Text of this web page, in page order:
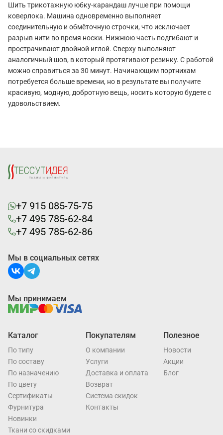
Шить трикотажную юбку-карандаш лучше при помощи
коверлока. Машина одновременно выполняет
соединительную и обмёточную строчки, что исключает
разрыв нити во время носки. Нижнюю часть подгибают и
прострачивают двойной иглой. Сверху выполняют
аналогичный шов, в который протягивают резинку. С работой
можно справиться за 30 минут. Начинающим портнихам
потребуется больше времени, но в результате вы получите
красивую, модную, добротную вещь, носить которую будете с
удовольствием.
+7 915 085-75-75
+7 495 785-62-84
+7 495 785-62-86
Каталог
По типу
По составу
По назначению
По цвету
Cертификаты
Фурнитура
Новинки
Ткани со скидками
Покупателям
О компании
Услуги
Доставка и оплата
Возврат
Система скидок
Контакты
Полезное
Новости
Акции
Блог
Мы в социальных сетях
Мы принимаем